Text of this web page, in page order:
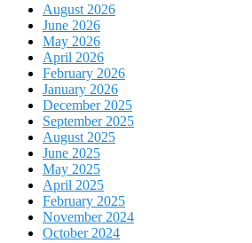
August 2026
June 2026
May 2026
April 2026
February 2026
January 2026
December 2025
September 2025
August 2025
June 2025
May 2025
April 2025
February 2025
November 2024
October 2024